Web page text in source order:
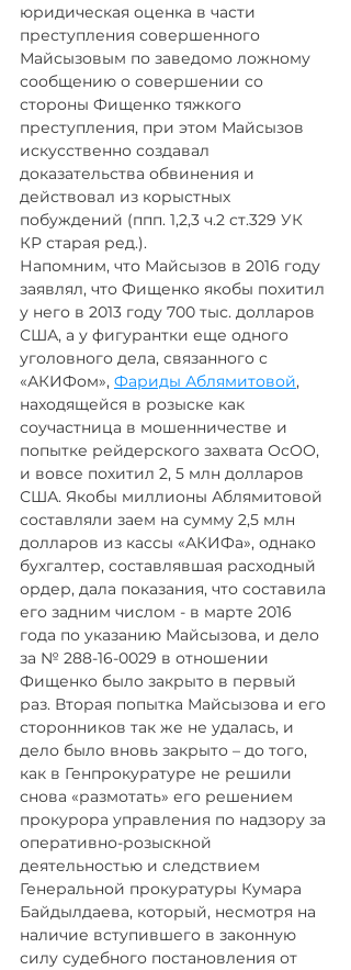
юридическая оценка в части
преступления совершенного
Майсызовым по заведомо ложному
сообщению о совершении со
стороны Фищенко тяжкого
преступления, при этом Майсызов
искусственно создавал
доказательства обвинения и
действовал из корыстных
побуждений (ппп. 1,2,3 ч.2 ст.329 УК
КР старая ред.).
Напомним, что Майсызов в 2016 году
заявлял, что Фищенко якобы похитил
у него в 2013 году 700 тыс. долларов
США, а у фигурантки еще одного
уголовного дела, связанного с
«АКИФом», Фариды Аблямитовой,
находящейся в розыске как
соучастница в мошенничестве и
попытке рейдерского захвата ОсОО,
и вовсе похитил 2, 5 млн долларов
США. Якобы миллионы Аблямитовой
составляли заем на сумму 2,5 млн
долларов из кассы «АКИФа», однако
бухгалтер, составлявшая расходный
ордер, дала показания, что составила
его задним числом - в марте 2016
года по указанию Майсызова, и дело
за № 288-16-0029 в отношении
Фищенко было закрыто в первый
раз. Вторая попытка Майсызова и его
сторонников так же не удалась, и
дело было вновь закрыто – до того,
как в Генпрокуратуре не решили
снова «размотать» его решением
прокурора управления по надзору за
оперативно-розыскной
деятельностью и следствием
Генеральной прокуратуры Кумара
Байдылдаева, который, несмотря на
наличие вступившего в законную
силу судебного постановления от